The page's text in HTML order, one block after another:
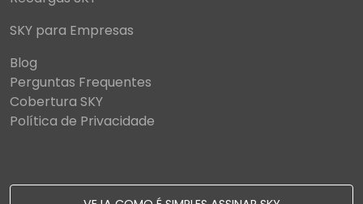
SKY para Empresas
Blog
Perguntas Frequentes
Cobertura SKY
Política de Privacidade